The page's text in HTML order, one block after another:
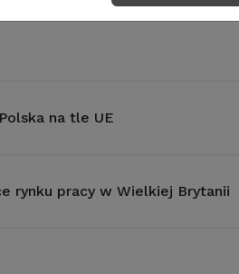
na tle UE
rynku pracy w Wielkiej Brytanii